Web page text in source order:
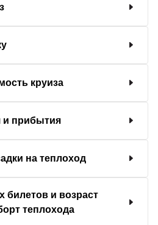
круиза
и прибытия
на теплоход
билетов и возраст
теплохода